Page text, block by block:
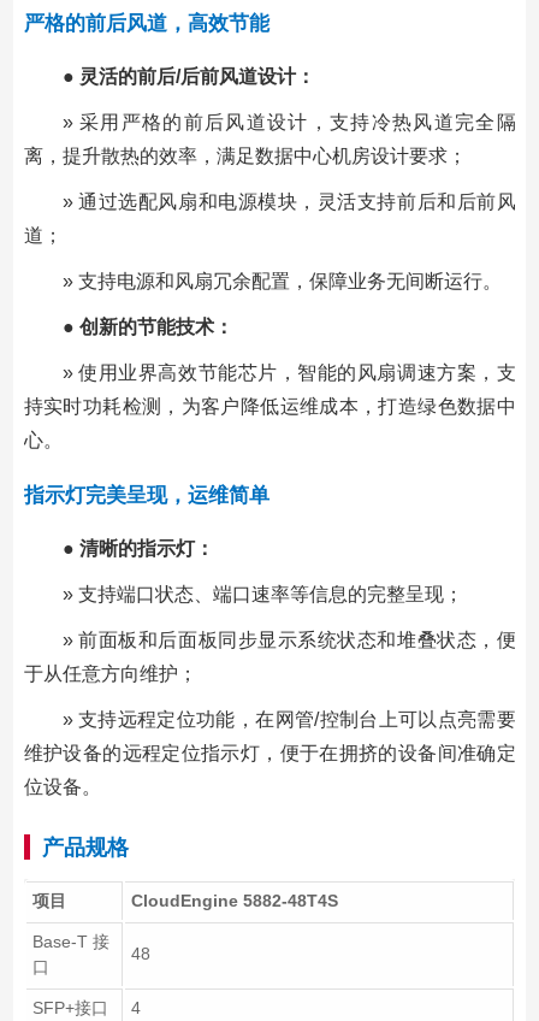
严格的前后风道，高效节能
● 灵活的前后/后前风道设计：
» 采用严格的前后风道设计，支持冷热风道完全隔
离，提升散热的效率，满足数据中心机房设计要求；
» 通过选配风扇和电源模块，灵活支持前后和后前风
道；
» 支持电源和风扇冗余配置，保障业务无间断运行。
● 创新的节能技术：
» 使用业界高效节能芯片，智能的风扇调速方案，支
持实时功耗检测，为客户降低运维成本，打造绿色数据中
心。
指示灯完美呈现，运维简单
● 清晰的指示灯：
» 支持端口状态、端口速率等信息的完整呈现；
» 前面板和后面板同步显示系统状态和堆叠状态，便
于从任意方向维护；
» 支持远程定位功能，在网管/控制台上可以点亮需要
维护设备的远程定位指示灯，便于在拥挤的设备间准确定
位设备。
产品规格
项目 CloudEngine 5882-48T4S
Base-T 接
口
48
SFP+接口 4